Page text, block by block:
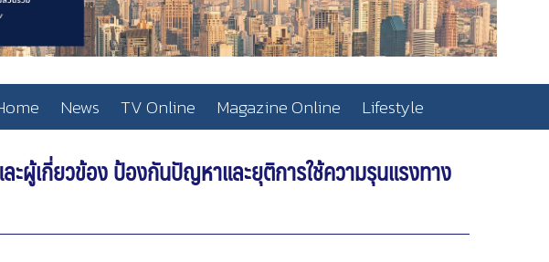
News TV Online Magazine Online Lifestyle
ะผู้เกี่ยวข้อง ป้องกันปัญหาและยุติการใช้ความรุนแรงทาง